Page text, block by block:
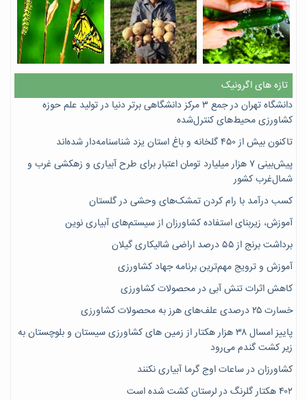
تازه های اگرونیک
دانشگاه تهران در جمع ۳ مرکز دانشگاهی برتر دنیا در تولید علم حوزه
کشاورزی محیط‌های کنترل‌شده
تاکنون بیش از ۴۵۰ گلخانه و باغ استان یزد شناسنامه‌دار شده‌اند
پیش‌بینی ۷‌ هزار میلیارد تومان اعتبار برای طرح آبیاری و زهکشی غرب و
شمال‌غرب کشور
کسب درآمد با رام کردن تمشک‌های وحشی در گلستان
آموزش، زیربنای استفاده کشاورزان از سیستم‌های آبیاری نوین
برداشت برنج از ۵۵ درصد اراضی شالیکاری گیلان
آموزش و ترویج مهم‌ترین برنامه جهاد کشاورزی
کاهش اثرات تنش آبی در محصولات کشاورزی
خسارت ۲۵ درصدی علف‌های هرز به محصولات کشاورزی
پاییز امسال ۳۸ هزار هکتار از زمین های کشاورزی سیستان و بلوچستان به
زیر کشت گندم می‌رود
کشاورزان در ساعات اوج گرما آبیاری نکنند
۴۰۲ هکتار گلرنگ در لرستان کشت شده است